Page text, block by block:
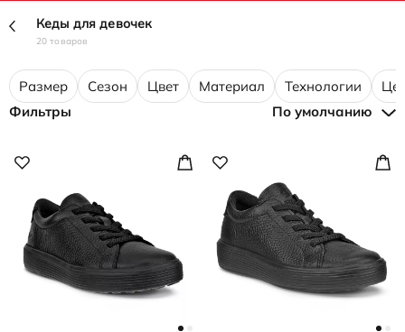
Кеды для девочек
20 товаров
Размер Сезон Цвет Материал Технологии
Фильтры
По умолчанию